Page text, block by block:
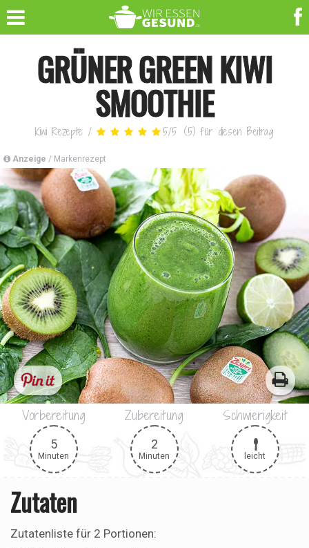
GRÜNER GREEN KIWI
SMOOTHIE
Kiwi Rezepte / 5/5 (5) für diesen Beitrag
Anzeige / Markenrezept
Vorbereitung
5
Minuten
Zubereitung
2
Minuten
Schwierigkeit
leicht
Zutaten
Zutatenliste für 2 Portionen: